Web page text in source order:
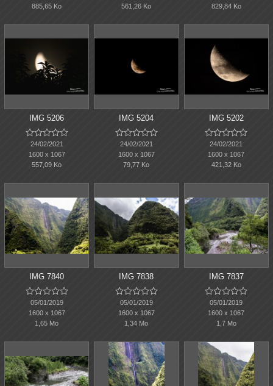
885,65 Ko
561,26 Ko
829,84 Ko
IMG 5206

24/02/2021
1600 x 1067
557,09 Ko
IMG 5204

24/02/2021
1600 x 1067
79,77 Ko
IMG 5202

24/02/2021
1600 x 1067
421,32 Ko
IMG 7840

05/01/2019
1600 x 1067
1,65 Mo
IMG 7838

05/01/2019
1600 x 1067
1,34 Mo
IMG 7837

05/01/2019
1600 x 1067
1,7 Mo